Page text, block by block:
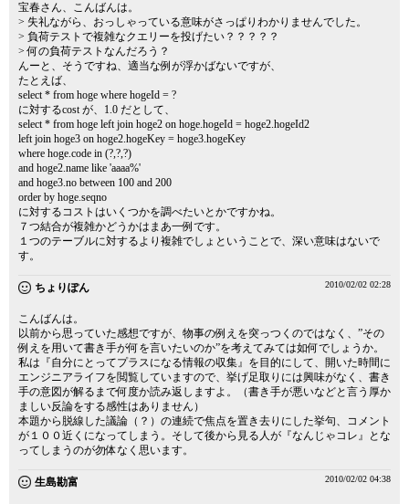
宝春さん、こんばんは。
> 失礼ながら、おっしゃっている意味がさっぱりわかりませんでした。
> 負荷テストで複雑なクエリーを投げたい？？？？？
> 何の負荷テストなんだろう？
んーと、そうですね、適当な例が浮かばないですが、
たとえば、
select * from hoge where hogeId = ?
に対するcost が、1.0 だとして、
select * from hoge left join hoge2 on hoge.hogeId = hoge2.hogeId2
left join hoge3 on hoge2.hogeKey = hoge3.hogeKey
where hoge.code in (?,?,?)
and hoge2.name like 'aaaa%'
and hoge3.no between 100 and 200
order by hoge.seqno
に対するコストはいくつかを調べたいとかですかね。
７つ結合が複雑かどうかはまあ一例です。
１つのテーブルに対するより複雑でしょということで、深い意味はないで
す。
ちょりぽん 2010/02/02 02:28
こんばんは。
以前から思っていた感想ですが、物事の例えを突っつくのではなく、”その
例えを用いて書き手が何を言いたいのか”を考えてみては如何でしょうか。
私は『自分にとってプラスになる情報の収集』を目的にして、開いた時間に
エンジニアライフを閲覧していますので、挙げ足取りには興味がなく、書き
手の意図が解るまで何度か読み返しますよ。（書き手が悪いなどと言う厚か
ましい反論をする感性はありません）
本題から脱線した議論（？）の連続で焦点を置き去りにした挙句、コメント
が１００近くになってしまう。そして後から見る人が『なんじゃコレ』とな
ってしまうのが勿体なく思います。
生島勘富 2010/02/02 04:38